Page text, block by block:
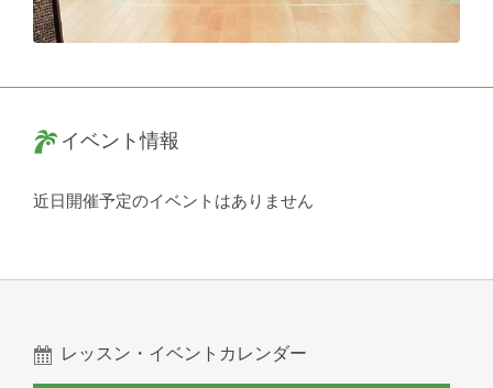
イベント情報
近日開催予定のイベントはありません
レッスン・イベントカレンダー